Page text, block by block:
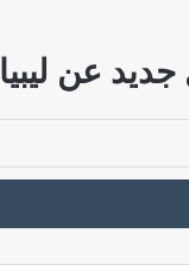
عن ليبيا